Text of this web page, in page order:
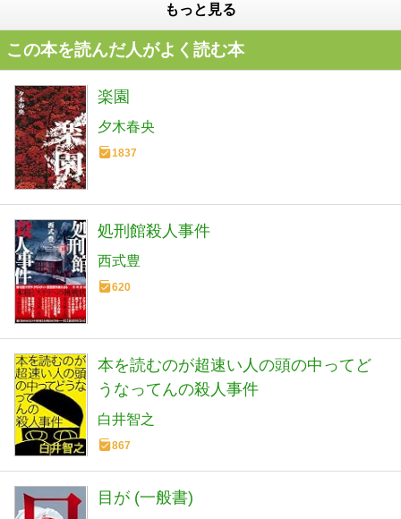
もっと見る
この本を読んだ人がよく読む本
楽園
夕木春央
1837
処刑館殺人事件
西式豊
620
本を読むのが超速い人の頭の中ってど
うなってんの殺人事件
白井智之
867
目が (一般書)